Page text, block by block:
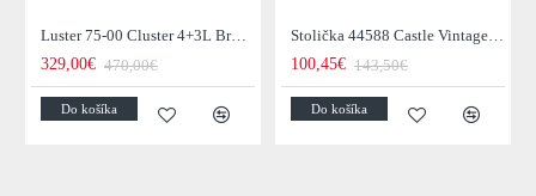
Luster 75-00 Cluster 4+3L Brown + Jantar Glass
329,00€ 470,00€
Do košíka
Stolička 44588 Castle Vintage Black
100,45€ 143,50€
Do košíka